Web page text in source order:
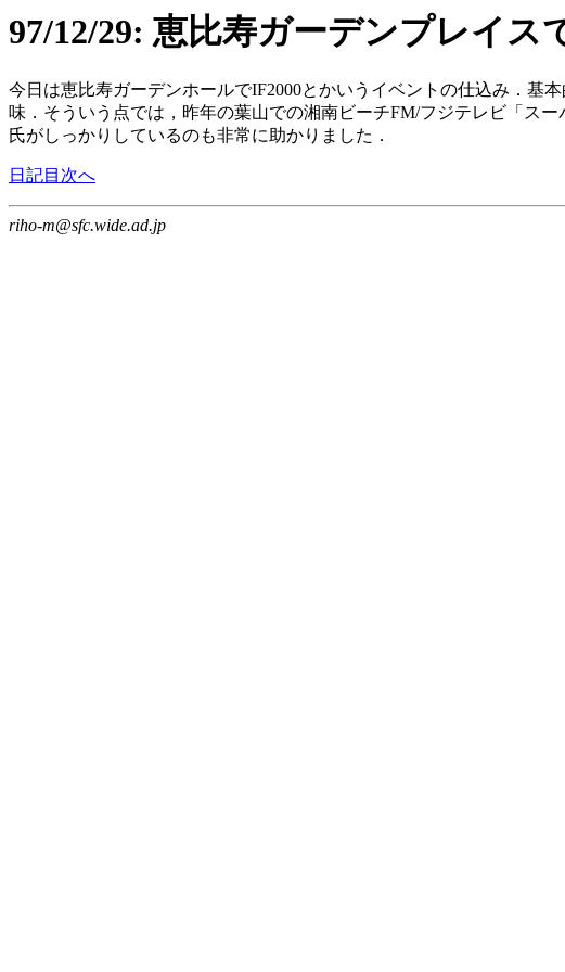
97/12/29: 恵比寿ガーデンプレイス
今日は恵比寿ガーデンホールでIF2000とかいうイベントの仕込み．基
味．そういう点では，昨年の葉山での湘南ビーチFM/フジテレビ「ス
氏がしっかりしているのも非常に助かりました．
日記目次へ
riho-m@sfc.wide.ad.jp